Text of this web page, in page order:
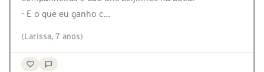
- E o que eu ganho c…
(Larissa, 7 anos)